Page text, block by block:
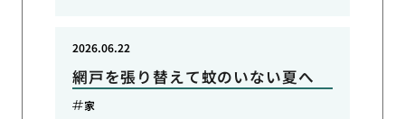
網戸を張り替えて蚊のいない夏へ
2026.06.22
家